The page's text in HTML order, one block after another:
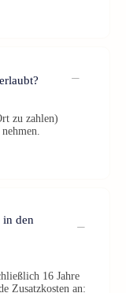
zu zahlen)
in den
16 Jahre
Zusatzkosten an: